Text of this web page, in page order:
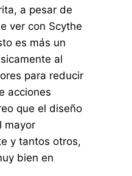
a pesar de
ver con Scythe
es más un
al
para reducir
acciones
que el diseño
mayor
y tantos otros,
bien en